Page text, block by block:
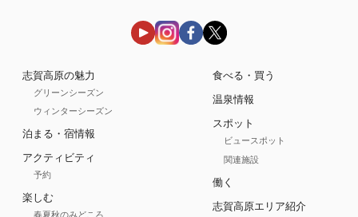
志賀高原の魅力
グリーンシーズン
ウィンターシーズン
泊まる・宿情報
アクティビティ
予約
楽しむ
春夏秋のみどころ
食べる・買う
温泉情報
スポット
ビュースポット
関連施設
働く
志賀高原エリア紹介